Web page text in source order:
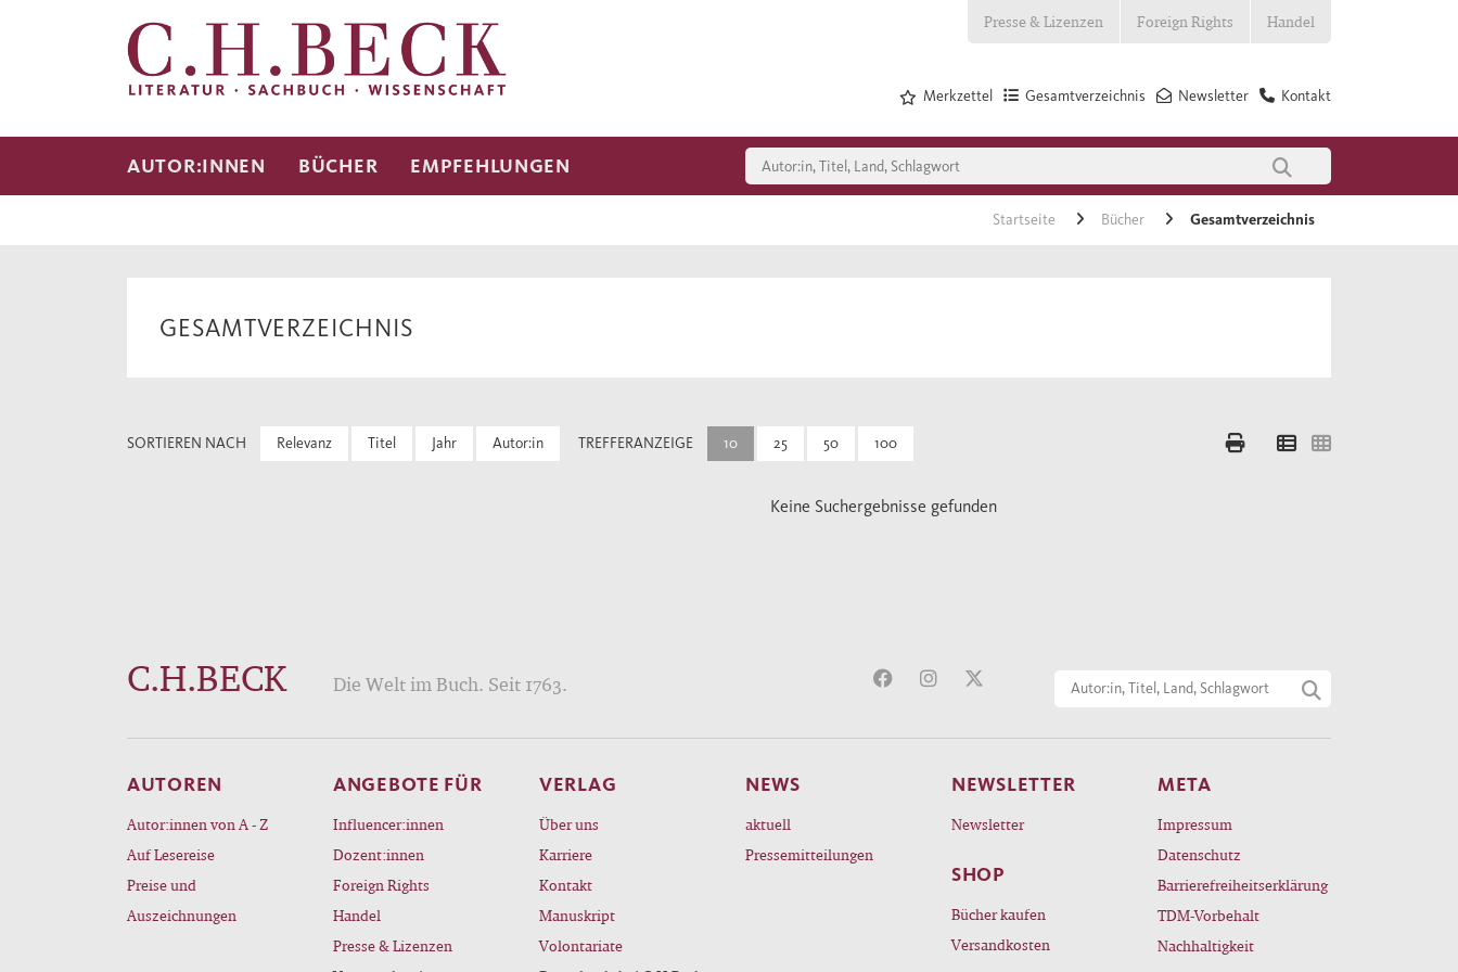
Presse & Lizenzen Foreign Rights Handel
Kontakt
Newsletter
Gesamtverzeichnis
Merkzettel
AUTOR:INNEN BÜCHER EMPFEHLUNGEN
Startseite Bücher Gesamtverzeichnis
GESAMTVERZEICHNIS
SORTIEREN NACH Relevanz Titel Jahr Autor:in TREFFERANZEIGE 10 25 50 100
Keine Suchergebnisse gefunden
C.H.BECK Die Welt im Buch. Seit 1763.
AUTOREN
Autor:innen von A - Z
Auf Lesereise
Preise und
Auszeichnungen
ANGEBOTE FÜR
Influencer:innen
Dozent:innen
Foreign Rights
Handel
Presse & Lizenzen
VERLAG
Über uns
Karriere
Kontakt
Manuskript
Volontariate
NEWS
aktuell
Pressemitteilungen
NEWSLETTER
Newsletter
SHOP
Bücher kaufen
Versandkosten
META
Impressum
Datenschutz
Barrierefreiheitserklärung
TDM-Vorbehalt
Nachhaltigkeit